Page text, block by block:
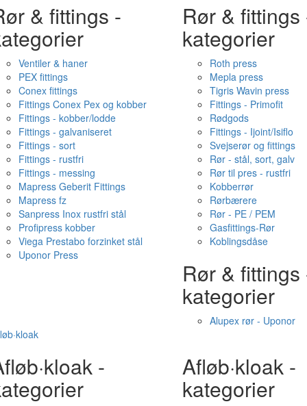
& fittings -
Ventiler & haner
PEX fittings
Conex fittings
Fittings Conex Pex og kobber
Fittings - kobber/lodde
Fittings - galvaniseret
Fittings - sort
Fittings - rustfri
Fittings - messing
Mapress Geberit Fittings
Mapress fz
Sanpress Inox rustfri stål
Profipress kobber
Viega Prestabo forzinket stål
Uponor Press
Rør & fittings
kategorier
Roth press
Mepla press
Tigris Wavin press
Fittings - Primofit
Rødgods
Fittings - Ijoint/Isiflo
Svejserør og fittings
Rør - stål, sort, galv
Rør til pres - rustfri
Kobberrør
Rørbærere
Rør - PE / PEM
Gasfittings-Rør
Koblingsdåse
Rør & fittings
kategorier
Alupex rør - Uponor
- Afløb·kloak -
kategorier